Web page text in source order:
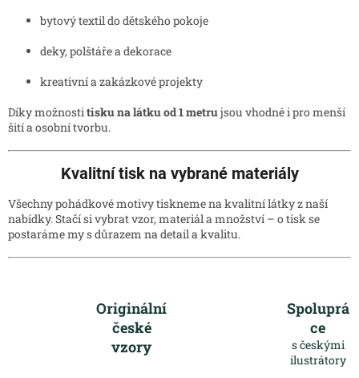
bytový textil do dětského pokoje
deky, polštáře a dekorace
kreativní a zakázkové projekty
Díky možnosti tisku na látku od 1 metru jsou vhodné i pro menší
šití a osobní tvorbu.
Kvalitní tisk na vybrané materiály
Všechny pohádkové motivy tiskneme na kvalitní látky z naší
nabídky. Stačí si vybrat vzor, materiál a množství – o tisk se
postaráme my s důrazem na detail a kvalitu.
Originální
české
vzory
Spoluprá
ce
s českými
ilustrátory